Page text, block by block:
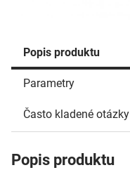
Popis produktu
Parametry
Často kladené otázky
Popis produktu